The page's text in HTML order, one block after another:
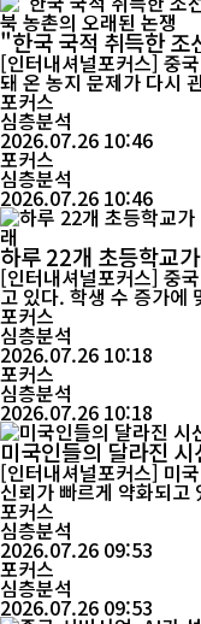
"한국 국적 취득한 조
나"……동북 농촌의
[인터내셔널포커스] 중
돼 온 농지 문제가 다시
적을 취득한 조선족들이
야 하는지, 아니면 실제
지를 둘러싼 논쟁이다.
에서 이는 단순한 재산권
포커스
심층분석
2026.07.26 10:46
포커스
심층분석
2026.07.26 10:46
하루 22개 초등학교
는 미래
[인터내셔널포커스] 중
고 있다. 학생 수 증가에
과 학령인구 감소에 대응
육계는 이를 단순한 폐교
전환되는 역사적 변화'로 평가한다. 중국 교육
전국 교육사업 발전 통계
포커스
심층분석
2026.07.26 10:18
포커스
심층분석
2026.07.26 10:18
미국인들의 달라진
[인터내셔널포커스] 미
신뢰가 빠르게 약화되고
특히 자유시장 경제를
자본주의에 대한 호감도
회의 경제 불신이 특정
포커스
심층분석
2026.07.26 09:53
포커스
심층분석
2026.07.26 09:53